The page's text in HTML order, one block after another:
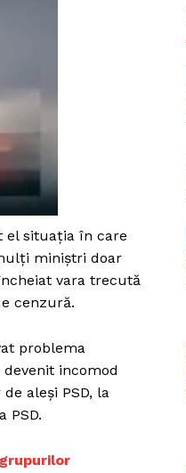
el situația în care
miniștri doar
vara trecută
cenzură.
problema
incomod
aleși PSD, la
PSD.